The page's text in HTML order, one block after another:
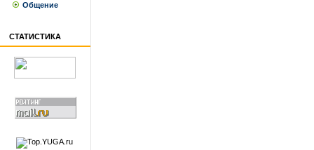
Общение
СТАТИСТИКА